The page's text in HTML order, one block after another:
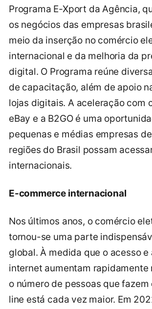
Programa E-Xport da Agência,
os negócios das empresas
meio da inserção no comércio
internacional e da melhoria da
digital. O Programa reúne
de capacitação, além de apoio
lojas digitais. A aceleração com
eBay e a B2GO é uma
pequenas e médias empresas
regiões do Brasil possam
internacionais.
E-commerce internacional
Nos últimos anos, o comércio
tornou-se uma parte
global. À medida que o acesso e
internet aumentam rapidamente
o número de pessoas que
line está cada vez maior. Em